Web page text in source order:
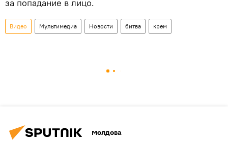
за попадание в лицо.
Видео Мультимедиа Новости битва крем
Молдова